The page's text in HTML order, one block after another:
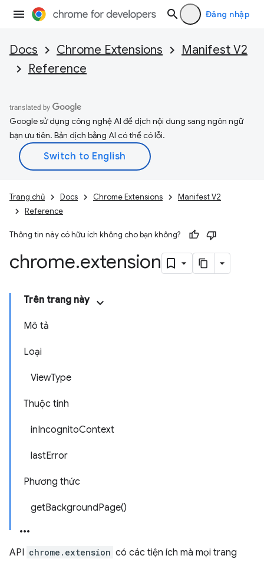
Đăng nhập
Docs Chrome Extensions
Manifest V2
Reference
Google sử dụng công nghệ AI để dịch nội dung sang ngôn ngữ
bạn ưu tiên. Bản dịch bằng AI có thể có lỗi.
Trang chủ Docs Chrome Extensions
Manifest V2
Reference
Thông tin này có hữu ích không cho bạn không?
chrome.extension
Trên trang này
Mô tả
Loại
ViewType
Thuộc tính
inIncognitoContext
lastError
Phương thức
getBackgroundPage()
API chrome.extension có các tiện ích mà mọi trang